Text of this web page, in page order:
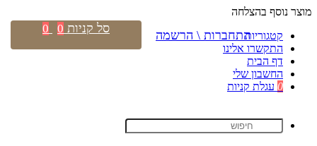
מוצר נוסף בהצלחה
קטגוריות
התקשרו אלינו
דף הבית
החשבון שלי
0 עגלת קניות
התחברות \ הרשמה סל קניות 0
0